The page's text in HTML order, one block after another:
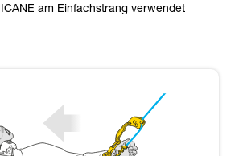
am Einfachstrang verwendet